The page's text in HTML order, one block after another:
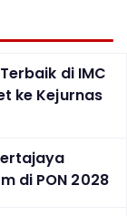
di IMC
ke Kejurnas
di PON 2028